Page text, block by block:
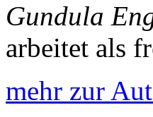
Gundula
arbeitet als
mehr zur